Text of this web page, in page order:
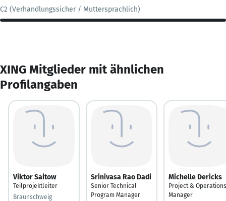
C2 (Verhandlungssicher / Muttersprachlich)
XING Mitglieder mit ähnlichen
Profilangaben
Viktor Saitow
Teilprojektleiter
Braunschweig
Srinivasa Rao Dadi
Senior Technical
Program Manager
Michelle Dericks
Project & Operations
Manager